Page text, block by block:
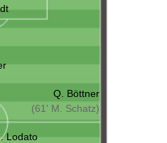
Q. Böttner
(61' M. Schatz)
Lodato